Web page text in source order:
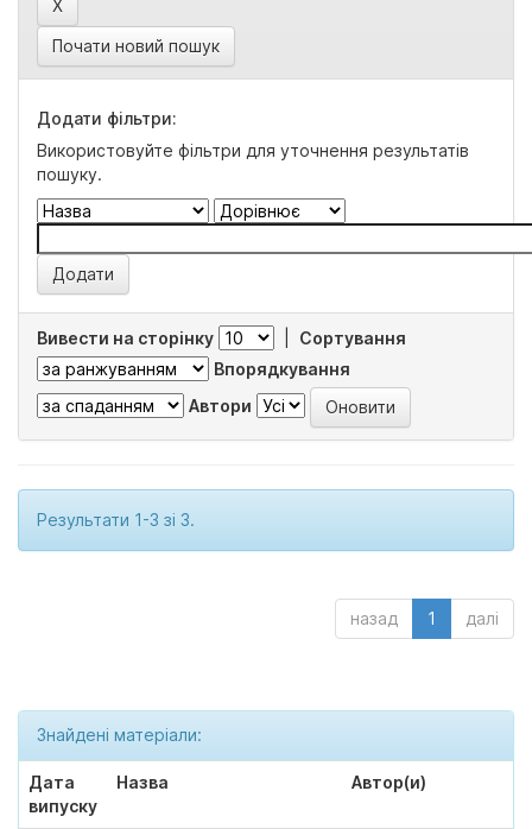
Почати новий пошук
Додати фільтри:
Використовуйте фільтри для уточнення результатів
пошуку.
Вивести на сторінку
Сортування
Впорядкування
Автори
Результати 1-3 зі 3.
назад 1 далі
Знайдені матеріали:
Дата
випуску
Назва Автор(и)